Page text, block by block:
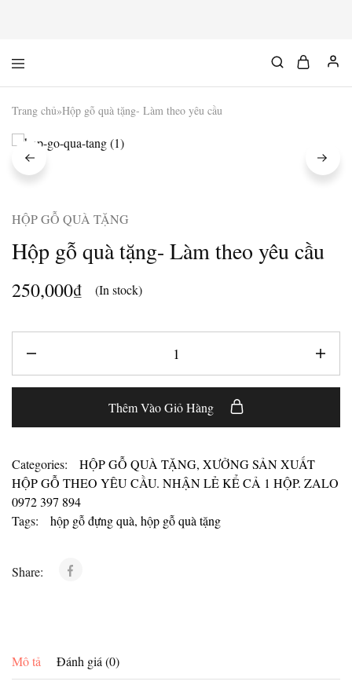
độc
&
Trang chủ»Hộp gỗ quà tặng- Làm theo yêu cầu
HỘP GỖ QUÀ TẶNG
Hộp gỗ quà tặng- Làm theo yêu cầu
250,000₫ (In stock)
Thêm Vào Giỏ Hàng
Categories: HỘP GỖ QUÀ TẶNG, XƯỞNG SẢN XUẤT
HỘP GỖ THEO YÊU CẦU. NHẬN LẺ KỂ CẢ 1 HỘP. ZALO
0972 397 894
Tags:
hộp gỗ đựng quà, hộp gỗ quà tặng
Share:
Mô tả Đánh giá (0)